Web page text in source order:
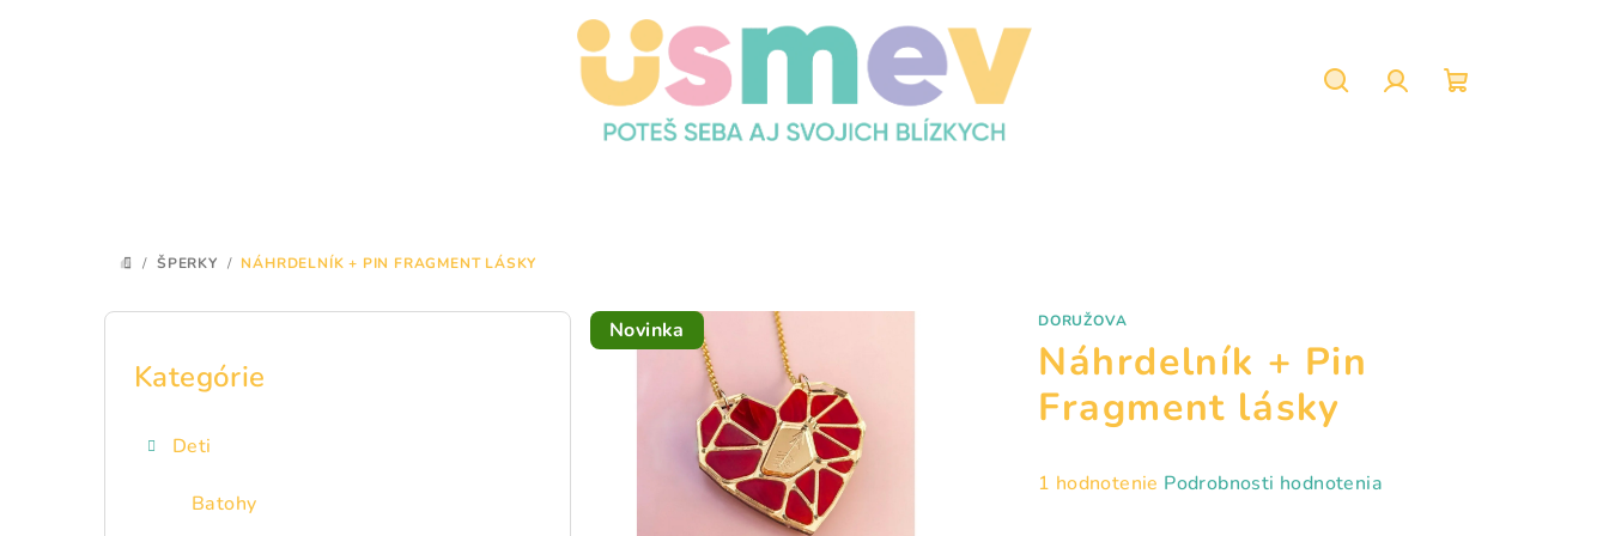
DOMOV
/ ŠPERKY / NÁHRDELNÍK + PIN FRAGMENT LÁSKY
B
Preskočiť
Kategórie
Deti
Batohy
DORUŽOVA
Náhrdelník + Pin
Fragment lásky
Priemerné
1 hodnotenie Podrobnosti hodnotenia
Novinka